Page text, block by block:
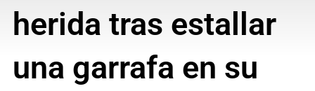
herida tras estallar
una garrafa en su